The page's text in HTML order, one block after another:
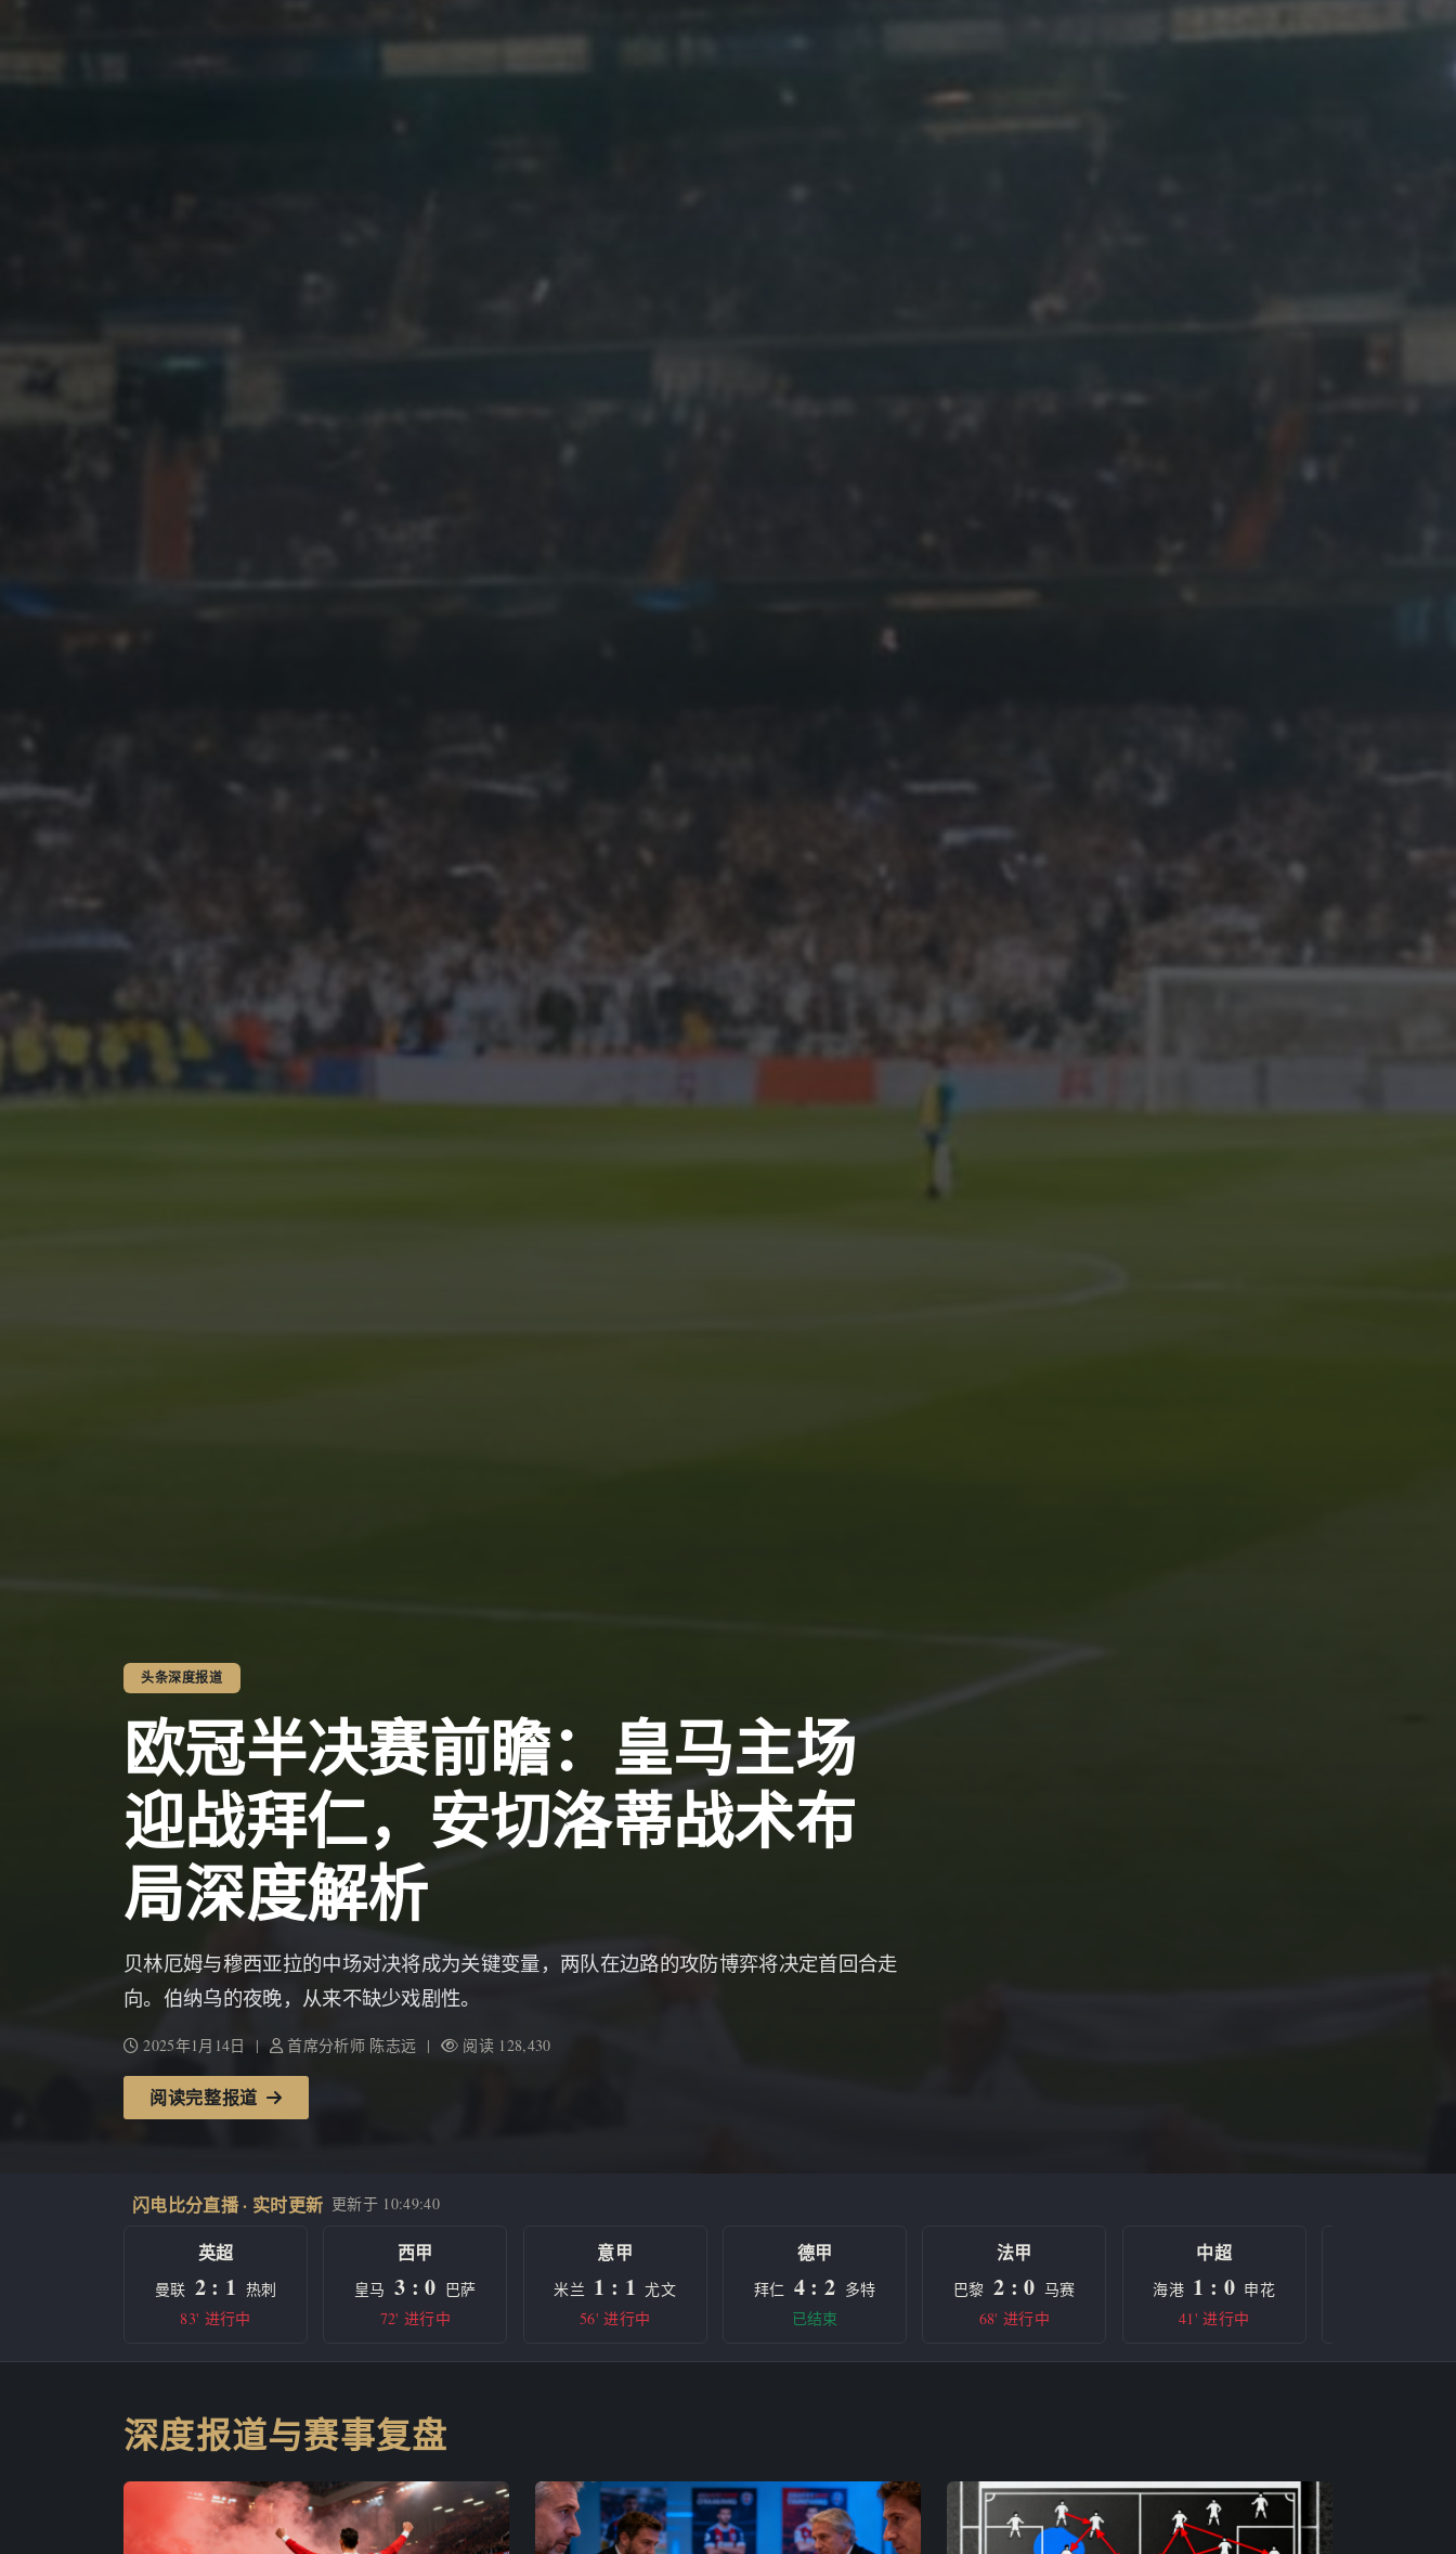
头条深度报道
欧冠半决赛前瞻：皇马主场
迎战拜仁，安切洛蒂战术布
局深度解析
贝林厄姆与穆西亚拉的中场对决将成为关键变量，两队在边路的攻防博弈将决定首回合走
向。伯纳乌的夜晚，从来不缺少戏剧性。
2025年1月14日 | 首席分析师 陈志远 | 阅读 128,430
阅读完整报道
闪电比分直播 · 实时更新 更新于 10:49:40
英超
曼联 2 : 1 热刺
83' 进行中
西甲
皇马 3 : 0 巴萨
72' 进行中
意甲
米兰 1 : 1 尤文
56' 进行中
德甲
拜仁 4 : 2 多特
已结束
法甲
巴黎 2 : 0 马赛
68' 进行中
中超
海港 1 : 0 申花
41' 进行中
深度报道与赛事复盘